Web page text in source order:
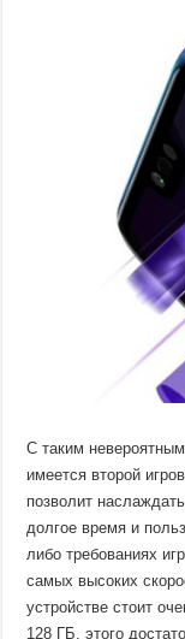
С таким
имеется второй
позволит
долгое время и
либо требованиях
самых высоких
устройстве стоит
128 ГБ, этого